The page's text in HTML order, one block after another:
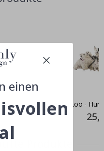
Wandtattoo -
Price
Produkte
einen